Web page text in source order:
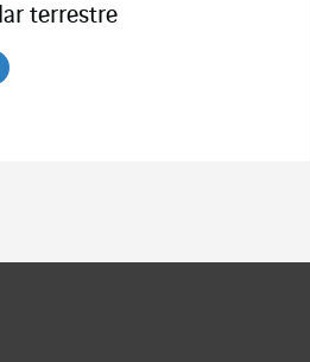
terrestre